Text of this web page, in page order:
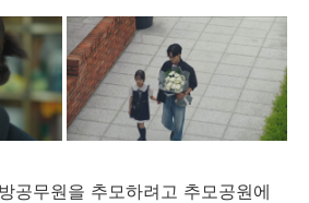
공무원을 추모하려고 추모공원에